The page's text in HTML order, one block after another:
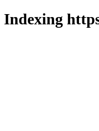
Indexing